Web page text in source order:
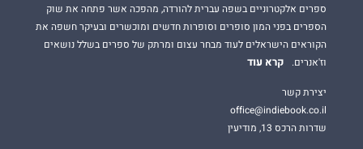
ספרים אלקטרוניים בשפה עברית להורדה, מהפכה אשר פתחה את שוק
הספרים בפני המון סופרים וסופרות חדשים ומוכשרים ובעיקר חשפה את
הקוראים הישראלים לעוד מבחר עצום ומרתק של ספרים בשלל נושאים
וז'אנרים.
קרא עוד
יצירת קשר
office@indiebook.co.il
שדרות הרכס 13, מודיעין